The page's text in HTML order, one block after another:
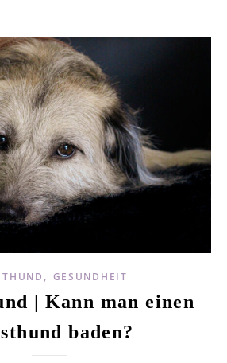
, GESUNDHEIT
| Kann man einen
baden?